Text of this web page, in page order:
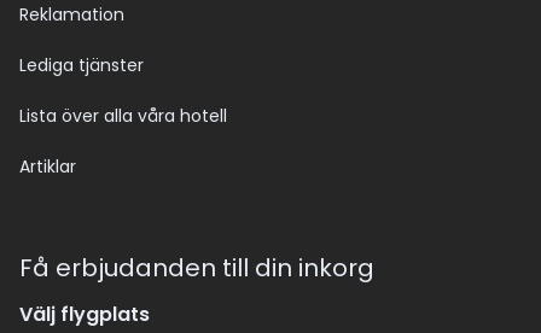
Reklamation
Lediga tjänster
Lista över alla våra hotell
Artiklar
Få erbjudanden till din inkorg
Välj flygplats